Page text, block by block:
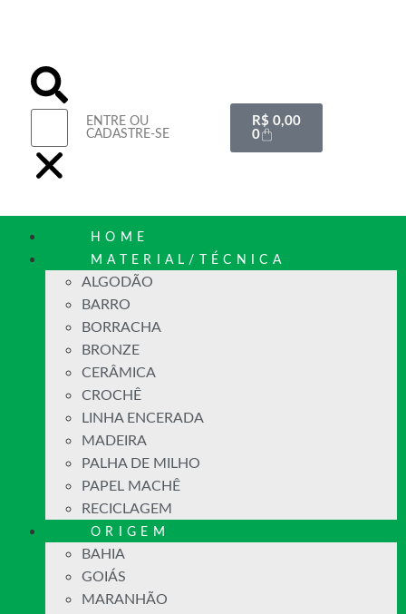
ENTRE OU
CADASTRE-SE
R$ 0,00
0
HOME
MATERIAL/TÉCNICA
ALGODÃO
BARRO
BORRACHA
BRONZE
CERÂMICA
CROCHÊ
LINHA ENCERADA
MADEIRA
PALHA DE MILHO
PAPEL MACHÊ
RECICLAGEM
ORIGEM
BAHIA
GOIÁS
MARANHÃO